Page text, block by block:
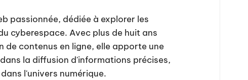
passionnée, dédiée à explorer les
cyberespace. Avec plus de huit ans
de contenus en ligne, elle apporte une
la diffusion d'informations précises,
l'univers numérique.